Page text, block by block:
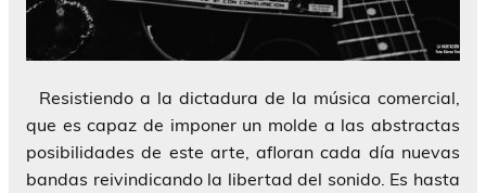
Resistiendo a la dictadura de la música comercial,
que es capaz de imponer un molde a las abstractas
posibilidades de este arte, afloran cada día nuevas
bandas reivindicando la libertad del sonido. Es hasta